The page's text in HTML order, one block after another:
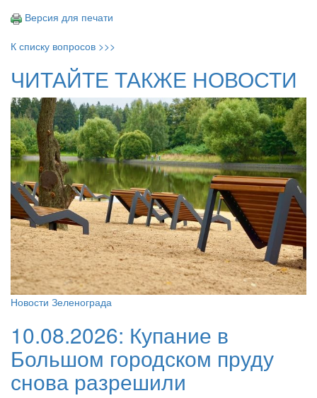
Версия для печати
К списку вопросов >>>
ЧИТАЙТЕ ТАКЖЕ НОВОСТИ
Новости Зеленограда
10.08.2026: Купание в
Большом городском пруду
снова разрешили